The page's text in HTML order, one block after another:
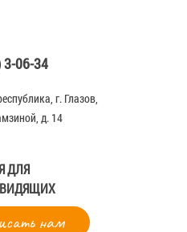
3-06-34
г. Глазов,
д. 14
ДЛЯ
нам